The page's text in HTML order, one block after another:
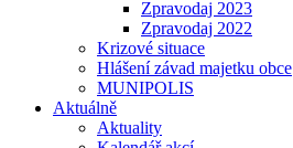
Zpravodaj 2023
Zpravodaj 2022
Krizové situace
Hlášení závad majetku obce
MUNIPOLIS
Aktuálně
Aktuality